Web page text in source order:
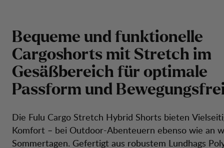
Bequeme und funktionelle
Cargoshorts mit Stretch im
Gesäßbereich für optimale
Passform und Bewegungsfrei
Die Fulu Cargo Stretch Hybrid Shorts bieten
Komfort – bei Outdoor-Abenteuern ebenso wie an
Sommertagen. Gefertigt aus robustem Lundhags